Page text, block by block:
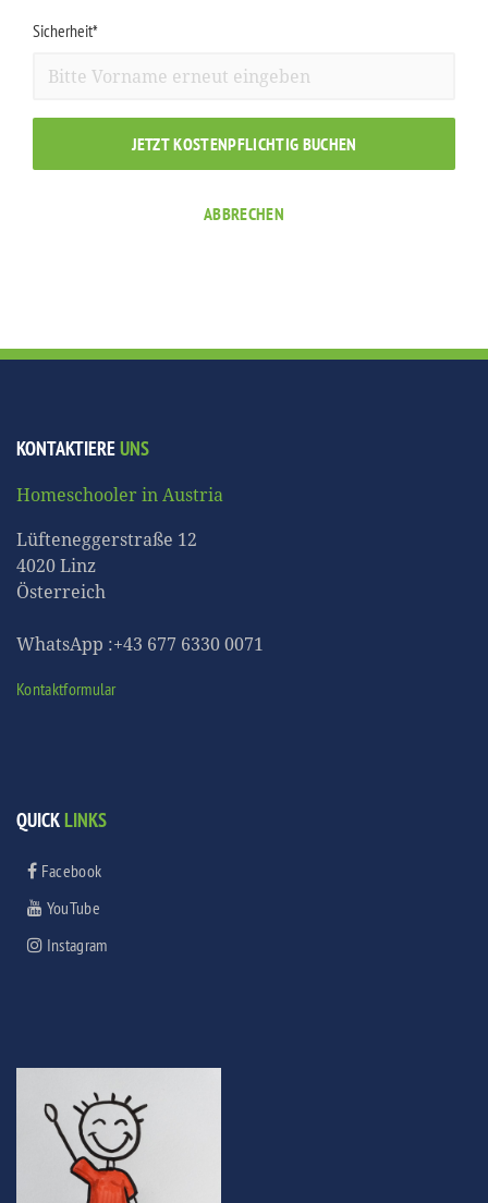
Sicherheit*
JETZT KOSTENPFLICHTIG BUCHEN
ABBRECHEN
KONTAKTIEREUNS
Homeschooler in Austria
Lüfteneggerstraße 12
4020 Linz
Österreich
WhatsApp :+43 677 6330 0071
Kontaktformular
QUICKLINKS
Facebook
YouTube
Instagram